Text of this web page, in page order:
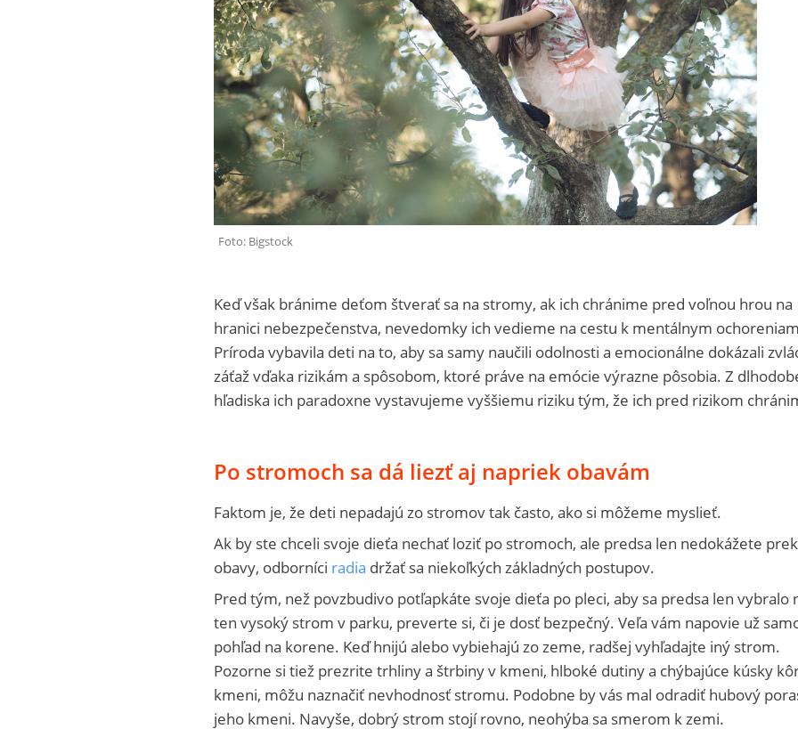
Foto: Bigstock
Keď však bránime deťom štverať sa na stromy, ak ich chránime pred voľnou hrou na
hranici nebezpečenstva, nevedomky ich vedieme na cestu k mentálnym
Príroda vybavila deti na to, aby sa samy naučili odolnosti a emocionálne dokázali
záťaž vďaka rizikám a spôsobom, ktoré práve na emócie výrazne pôsobia. Z
hľadiska ich paradoxne vystavujeme vyššiemu riziku tým, že ich pred rizikom
Po stromoch sa dá liezť aj napriek obavám
Faktom je, že deti nepadajú zo stromov tak často, ako si môžeme myslieť.
Ak by ste chceli svoje dieťa nechať loziť po stromoch, ale predsa len nedokážete
obavy, odborníci radia držať sa niekoľkých základných postupov.
Pred tým, než povzbudivo potľapkáte svoje dieťa po pleci, aby sa predsa len vybralo
ten vysoký strom v parku, preverte si, či je dosť bezpečný. Veľa vám napovie už
pohľad na korene. Keď hnijú alebo vybiehajú zo zeme, radšej vyhľadajte iný strom.
Pozorne si tiež prezrite trhliny a štrbiny v kmeni, hlboké dutiny a chýbajúce kúsky
kmeni, môžu naznačiť nevhodnosť stromu. Podobne by vás mal odradiť hubový
jeho kmeni. Navyše, dobrý strom stojí rovno, neohýba sa smerom k zemi.